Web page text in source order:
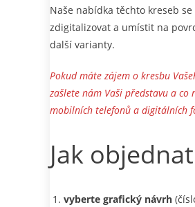
Naše nabídka těchto kreseb
zdigitalizovat a umístit na
další varianty.
Pokud máte zájem o kresbu
zašlete nám Vaši představu a
mobilních telefonů a digitálních
Jak
vyberte grafický návrh